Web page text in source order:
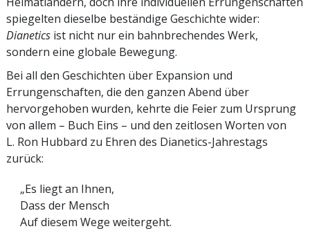
spiegelten dieselbe beständige Geschichte wider:
Dianetics ist nicht nur ein bahnbrechendes Werk,
sondern eine globale Bewegung.
Bei all den Geschichten über Expansion und
Errungenschaften, die den ganzen Abend über
hervorgehoben wurden, kehrte die Feier zum Ursprung
von allem – Buch Eins – und den zeitlosen Worten von
L. Ron Hubbard zu Ehren des Dianetics-Jahrestags
zurück:
„Es liegt an Ihnen,
Dass der Mensch
Auf diesem Wege weitergeht.